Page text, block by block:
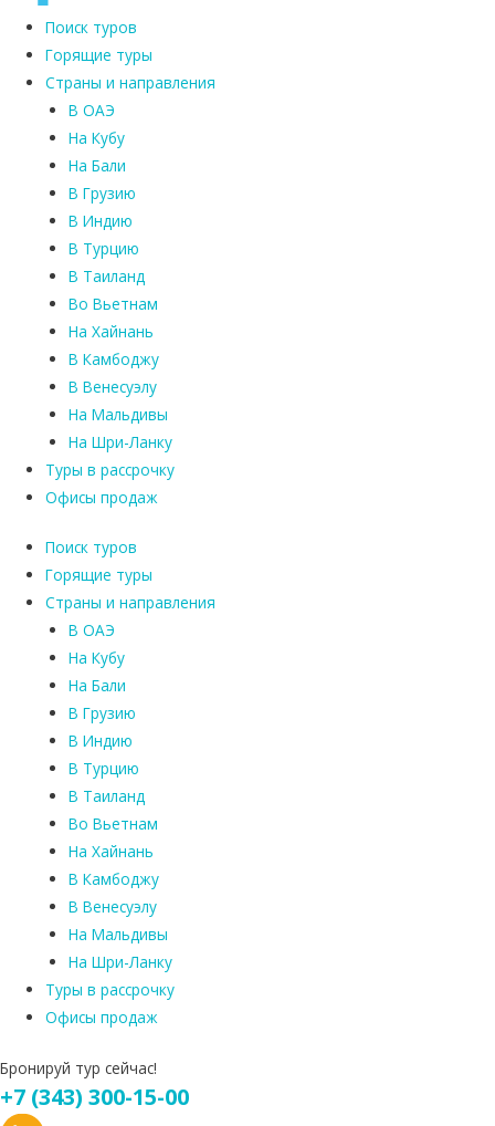
Поиск туров
Горящие туры
Страны и направления
В ОАЭ
На Кубу
На Бали
В Грузию
В Индию
В Турцию
В Таиланд
Во Вьетнам
На Хайнань
В Камбоджу
В Венесуэлу
На Мальдивы
На Шри-Ланку
Туры в рассрочку
Офисы продаж
Поиск туров
Горящие туры
Страны и направления
В ОАЭ
На Кубу
На Бали
В Грузию
В Индию
В Турцию
В Таиланд
Во Вьетнам
На Хайнань
В Камбоджу
В Венесуэлу
На Мальдивы
На Шри-Ланку
Туры в рассрочку
Офисы продаж
Бронируй тур сейчас!
+7 (343) 300-15-00